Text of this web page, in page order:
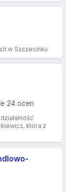
w Szczecinku
24 ocen
która z